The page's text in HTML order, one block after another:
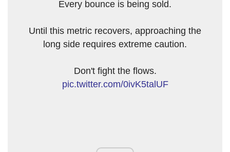
Every bounce is being sold.
Until this metric recovers, approaching the
long side requires extreme caution.
Don't fight the flows.
pic.twitter.com/0ivK5talUF